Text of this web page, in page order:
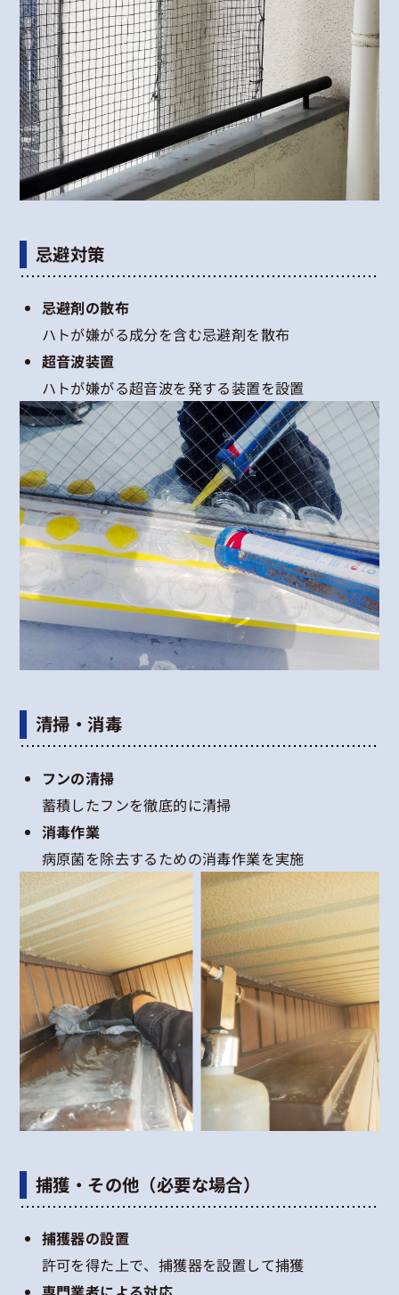
忌避対策
忌避剤の散布
ハトが嫌がる成分を含む忌避剤を散布
超音波装置
ハトが嫌がる超音波を発する装置を設置
清掃・消毒
フンの清掃
蓄積したフンを徹底的に清掃
消毒作業
病原菌を除去するための消毒作業を実施
捕獲・その他（必要な場合）
捕獲器の設置
許可を得た上で、捕獲器を設置して捕獲